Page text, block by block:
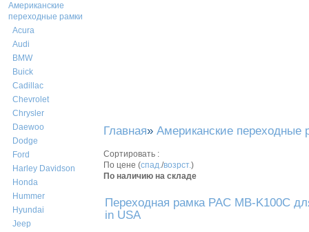
Американские
переходные рамки
Acura
Audi
BMW
Buick
Cadillac
Chevrolet
Chrysler
Daewoo
Dodge
Ford
Harley Davidson
Honda
Hummer
Hyundai
Jeep
Главная» Американские переходные
Сортировать :
По цене (спад./возрст.)
По наличию на складе
Переходная рамка PAC MB-K100C
in USA